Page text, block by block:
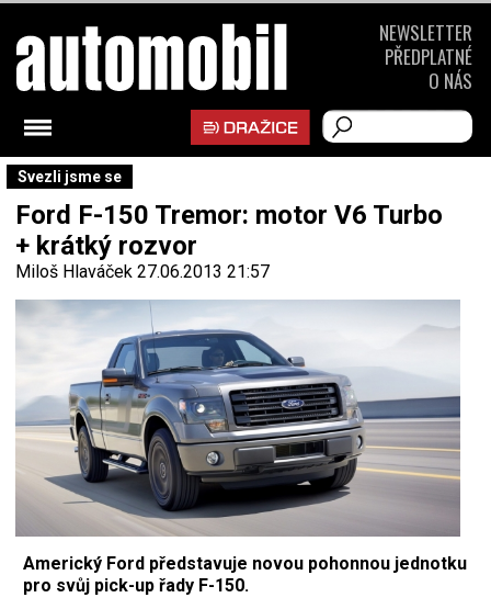
Svezli jsme se
Ford F-150 Tremor: motor V6 Turbo
+ krátký rozvor
Miloš Hlaváček 27.06.2013 21:57
Americký Ford představuje novou pohonnou jednotku
pro svůj pick-up řady F-150.
NEWSLETTER
PŘEDPLATNÉ
O NÁS